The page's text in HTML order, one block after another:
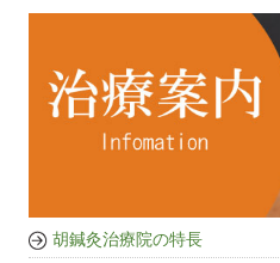
胡鍼灸治療院の特長